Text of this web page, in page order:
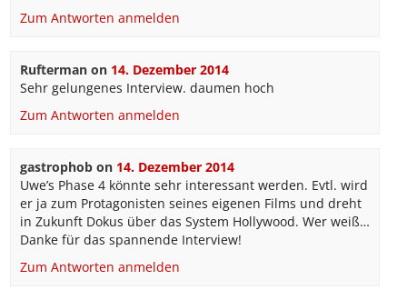
Zum Antworten anmelden
Ruftermanon 14. Dezember 2014
Sehr gelungenes Interview. daumen hoch
Zum Antworten anmelden
gastrophobon 14. Dezember 2014
Uwe’s Phase 4 könnte sehr interessant werden. Evtl. wird
er ja zum Protagonisten seines eigenen Films und dreht
in Zukunft Dokus über das System Hollywood. Wer weiß…
Danke für das spannende Interview!
Zum Antworten anmelden